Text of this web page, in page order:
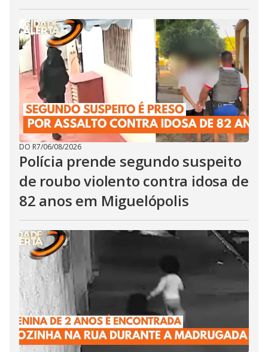
DO R7/06/08/2026
Polícia prende segundo suspeito
de roubo violento contra idosa de
82 anos em Miguelópolis